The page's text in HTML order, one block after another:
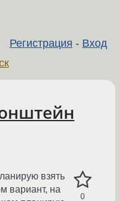
Регистрация - Вход
0
взять
вариант, на